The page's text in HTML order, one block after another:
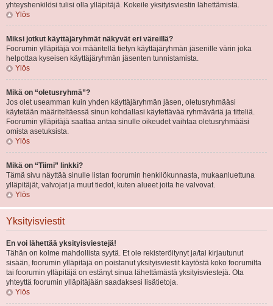
yhteyshenkilösi tulisi olla ylläpitäjä. Kokeile yksityisviestin lähettämistä.
Ylös
Miksi jotkut käyttäjäryhmät näkyvät eri väreillä?
Foorumin ylläpitäjä voi määritellä tietyn käyttäjäryhmän jäsenille värin joka
helpottaa kyseisen käyttäjäryhmän jäsenten tunnistamista.
Ylös
Mikä on “oletusryhmä”?
Jos olet useamman kuin yhden käyttäjäryhmän jäsen, oletusryhmääsi
käytetään määriteltäessä sinun kohdallasi käytettävää ryhmäväriä ja titteliä.
Foorumin ylläpitäjä saattaa antaa sinulle oikeudet vaihtaa oletusryhmääsi
omista asetuksista.
Ylös
Mikä on “Tiimi” linkki?
Tämä sivu näyttää sinulle listan foorumin henkilökunnasta, mukaanluettuna
ylläpitäjät, valvojat ja muut tiedot, kuten alueet joita he valvovat.
Ylös
Yksityisviestit
En voi lähettää yksityisviestejä!
Tähän on kolme mahdollista syytä. Et ole rekisteröitynyt ja/tai kirjautunut
sisään, foorumin ylläpitäjä on poistanut yksityisviestit käytöstä koko foorumilta
tai foorumin ylläpitäjä on estänyt sinua lähettämästä yksityisviestejä. Ota
yhteyttä foorumin ylläpitäjään saadaksesi lisätietoja.
Ylös